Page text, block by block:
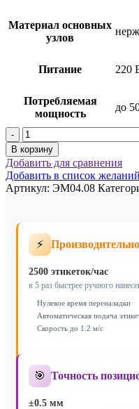
Материал основных
узлов
Питание 220
Потребляемая
мощность
до
Количество
товара
Автоматическая
система
для
одновременной
нижней
сторон
ЭМ04.08
В корзину
Добавить для сравнения
Добавить в список желаний
Артикул: ЭМ04.08
⚡
2500 этикеток/час
в 5 раз быстрее ручного
Нулевое время переналадки
Автоматическая подача
Скорость до 1.2 м/с
🎯 Точность
±0.5 мм